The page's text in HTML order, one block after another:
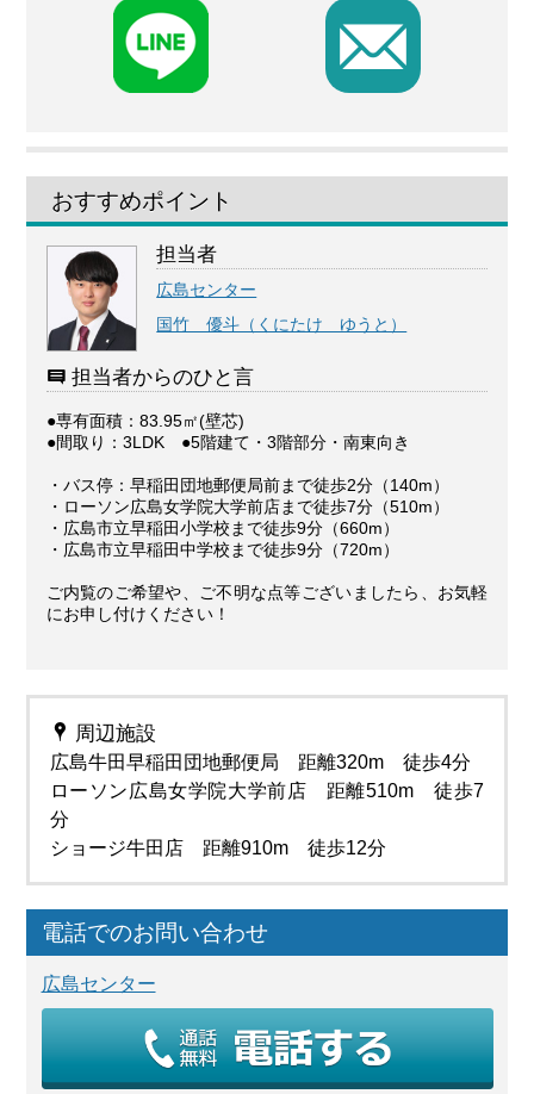
F
おすすめポイント
担当者
広島センター
国竹 優斗（くにたけ ゆうと）
担当者からのひと言
●専有面積：83.95㎡(壁芯)
●間取り：3LDK ●5階建て・3階部分・南東向き
・バス停：早稲田団地郵便局前まで徒歩2分（140m）
・ローソン広島女学院大学前店まで徒歩7分（510m）
・広島市立早稲田小学校まで徒歩9分（660m）
・広島市立早稲田中学校まで徒歩9分（720m）
ご内覧のご希望や、ご不明な点等ございましたら、お気軽
にお申し付けください！
周辺施設
広島牛田早稲田団地郵便局 距離320m 徒歩4分
ローソン広島女学院大学前店 距離510m 徒歩7
分
ショージ牛田店 距離910m 徒歩12分
電話でのお問い合わせ
広島センター